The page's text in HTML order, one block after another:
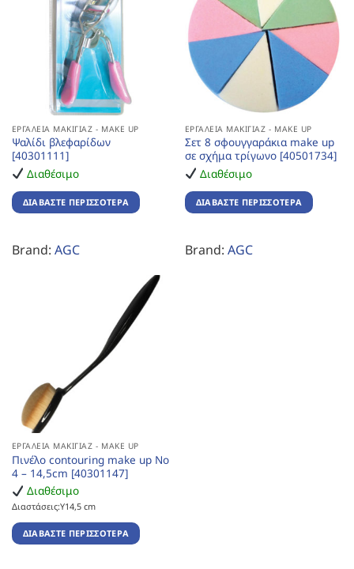
ΕΡΓΑΛΕΊΑ ΜΑΚΙΓΙΆΖ - MAKE UP
Ψαλίδι βλεφαρίδων
[40301111]
Διαθέσιμο
ΔΙΑΒΆΣΤΕ ΠΕΡΙΣΣΌΤΕΡΑ
Brand: AGC
ΕΡΓΑΛΕΊΑ ΜΑΚΙΓΙΆΖ - MAKE UP
Σετ 8 σφουγγαράκια make up
σε σχήμα τρίγωνο [40501734]
Διαθέσιμο
ΔΙΑΒΆΣΤΕ ΠΕΡΙΣΣΌΤΕΡΑ
Brand: AGC
ΕΡΓΑΛΕΊΑ ΜΑΚΙΓΙΆΖ - MAKE UP
Πινέλο contouring make up No
4 – 14,5cm [40301147]
Διαθέσιμο
Διαστάσεις:Υ14,5 cm
ΔΙΑΒΆΣΤΕ ΠΕΡΙΣΣΌΤΕΡΑ